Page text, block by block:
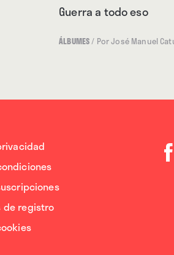
Guerra a todo eso
ÁLBUMES/ Por José Manuel
de registro